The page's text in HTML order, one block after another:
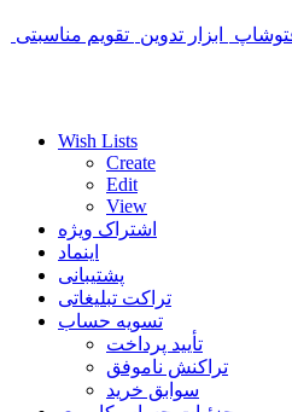
ابزار تدوین تقویم مناسبتی
Wish Lists
Create
Edit
View
اشتراک ویژه
اینماد
پشتیبانی
تراکت تبلیغاتی
تسویه حساب
تأیید پرداخت
تراکنش ناموفق
سوابق خرید